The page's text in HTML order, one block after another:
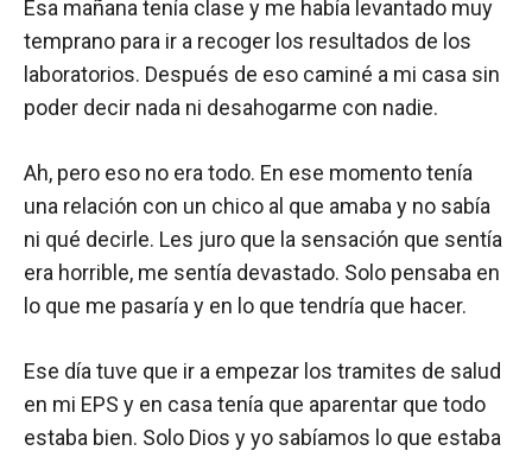
Esa mañana tenía clase y me había levantado muy
temprano para ir a recoger los resultados de los
laboratorios. Después de eso caminé a mi casa sin
poder decir nada ni desahogarme con nadie.
Ah, pero eso no era todo. En ese momento tenía
una relación con un chico al que amaba y no sabía
ni qué decirle. Les juro que la sensación que sentía
era horrible, me sentía devastado. Solo pensaba en
lo que me pasaría y en lo que tendría que hacer.
Ese día tuve que ir a empezar los tramites de salud
en mi EPS y en casa tenía que aparentar que todo
estaba bien. Solo Dios y yo sabíamos lo que estaba